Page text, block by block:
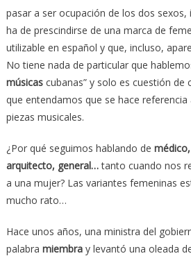
pasar a ser ocupación de los dos
ha de prescindirse de una marca de
utilizable en español y que, incluso,
No tiene nada de particular que
músicascubanas” y solo es cuestión de
que entendamos que se hace
piezas musicales.
¿Por qué seguimos hablando de
arquitecto, general…tanto cuando nos
a una mujer? Las variantes femeninas
mucho rato…
Hace unos años, una ministra del
palabra miembra y levantó una oleada